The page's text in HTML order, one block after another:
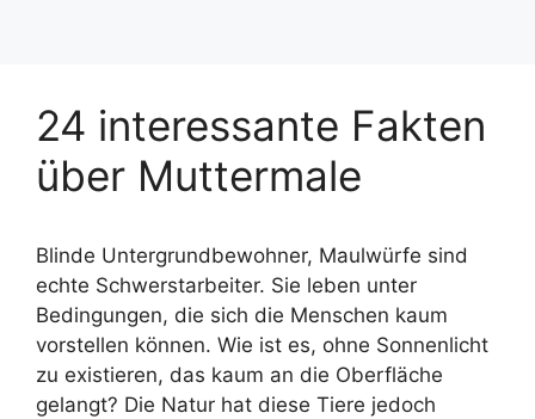
24 interessante Fakten
über Muttermale
Blinde Untergrundbewohner, Maulwürfe sind
echte Schwerstarbeiter. Sie leben unter
Bedingungen, die sich die Menschen kaum
vorstellen können. Wie ist es, ohne Sonnenlicht
zu existieren, das kaum an die Oberfläche
gelangt? Die Natur hat diese Tiere jedoch